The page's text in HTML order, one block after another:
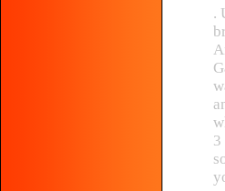
.
3